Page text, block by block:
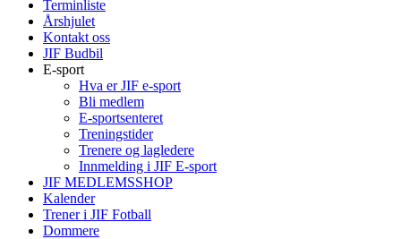
Terminliste
Årshjulet
Kontakt oss
JIF Budbil
E-sport
Hva er JIF e-sport
Bli medlem
E-sportsenteret
Treningstider
Trenere og lagledere
Innmelding i JIF E-sport
JIF MEDLEMSSHOP
Kalender
Trener i JIF Fotball
Dommere